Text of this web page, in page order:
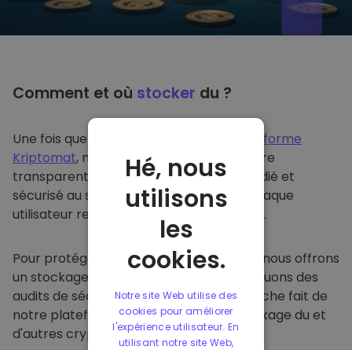
Comment et où stocker du ?
Une fois que vous achetez du sur
la plateforme
Kriptomat, nous le transférons de manière
transparente dans votre portefeuille dédié et
sécurisé au sein de notre plateforme. Chaque
utilisateur reçoit un portefeuille individuel.
Pour protéger nos clients et leurs fonds, nous offrons
un stockage hors ligne sécurisé et effectuons des
audits de sécurité réguliers. Cette approche fait de
notre plateforme un refuge pour le stockage du et
d'autres crypto-monnaies.
Hé, nous
utilisons
les
cookies.
Notre site Web utilise des
cookies pour améliorer
l'expérience utilisateur. En
utilisant notre site Web,